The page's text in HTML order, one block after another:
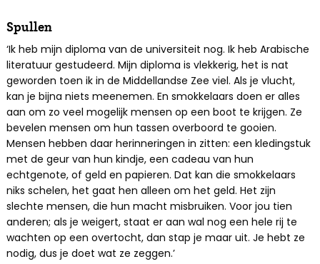
Spullen
‘Ik heb mijn diploma van de universiteit nog. Ik heb Arabische
literatuur gestudeerd. Mijn diploma is vlekkerig, het is nat
geworden toen ik in de Middellandse Zee viel. Als je vlucht,
kan je bijna niets meenemen. En smokkelaars doen er alles
aan om zo veel mogelijk mensen op een boot te krijgen. Ze
bevelen mensen om hun tassen overboord te gooien.
Mensen hebben daar herinneringen in zitten: een kledingstuk
met de geur van hun kindje, een cadeau van hun
echtgenote, of geld en papieren. Dat kan die smokkelaars
niks schelen, het gaat hen alleen om het geld. Het zijn
slechte mensen, die hun macht misbruiken. Voor jou tien
anderen; als je weigert, staat er aan wal nog een hele rij te
wachten op een overtocht, dan stap je maar uit. Je hebt ze
nodig, dus je doet wat ze zeggen.’